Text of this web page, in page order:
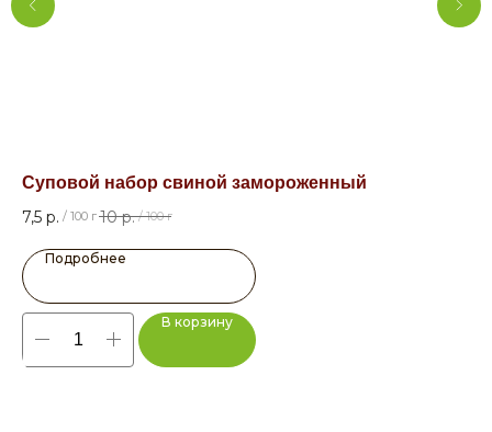
Суповой набор свиной замороженный
7,5 р. / 100 г 10 р. / 100 г
Подробнее
В корзину